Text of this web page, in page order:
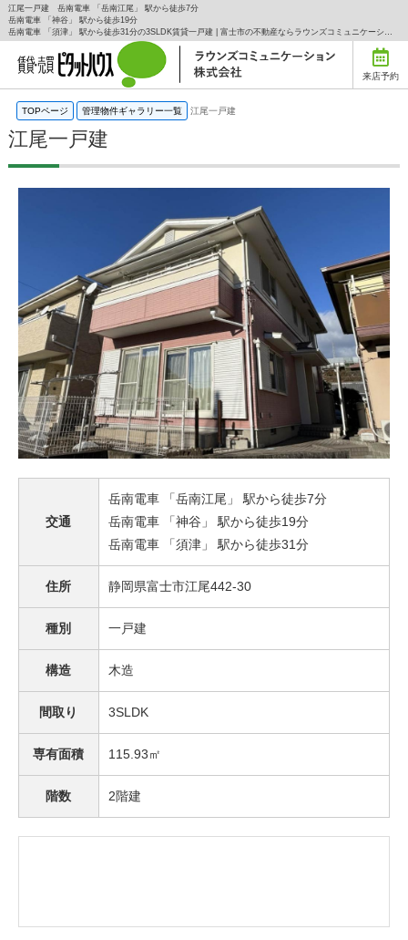
江尾一戸建 岳南電車 「岳南江尾」 駅から徒歩7分
岳南電車 「神谷」 駅から徒歩19分
岳南電車 「須津」 駅から徒歩31分の3SLDK賃貸一戸建 | 富士市の不動産ならラウンズコミュニケーションの賃貸はラウンズコミュニケーション株式会社にお任せ下さい！
来店予約
TOPページ 管理物件ギャラリー一覧 江尾一戸建
江尾一戸建
交通
岳南電車 「岳南江尾」 駅から徒歩7分
岳南電車 「神谷」 駅から徒歩19分
岳南電車 「須津」 駅から徒歩31分
住所 静岡県富士市江尾442-30
種別 一戸建
構造 木造
間取り 3SLDK
専有面積 115.93㎡
階数 2階建